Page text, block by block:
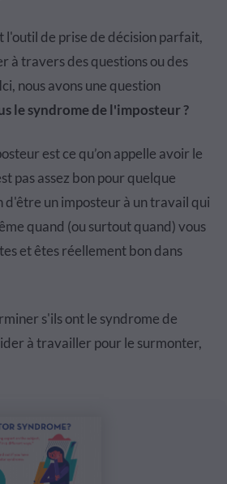
l'outil de prise de décision parfait,
à travers des questions ou des
nous avons une question
le syndrome de l'imposteur ?
est ce qu’on appelle avoir le
pas assez bon pour quelque
d'être un imposteur à un travail qui
quand (ou surtout quand) vous
et êtes réellement bon dans
s'ils ont le syndrome de
à travailler pour le surmonter,